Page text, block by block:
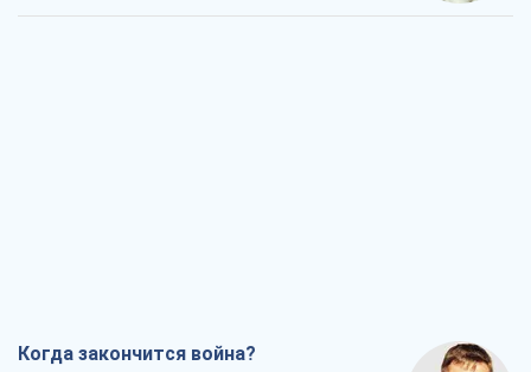
Когда закончится война?